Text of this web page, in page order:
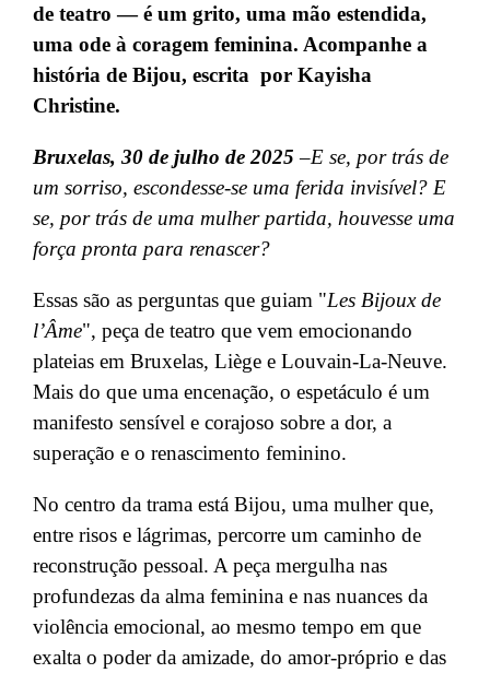
de teatro — é um grito, uma mão estendida,
uma ode à coragem feminina. Acompanhe a
história de Bijou, escrita por Kayisha
Christine.
Bruxelas, 30 de julho de 2025 –E se, por trás de
um sorriso, escondesse-se uma ferida invisível? E
se, por trás de uma mulher partida, houvesse uma
força pronta para renascer?
Essas são as perguntas que guiam "Les Bijoux de
l’Âme", peça de teatro que vem emocionando
plateias em Bruxelas, Liège e Louvain-La-Neuve.
Mais do que uma encenação, o espetáculo é um
manifesto sensível e corajoso sobre a dor, a
superação e o renascimento feminino.
No centro da trama está Bijou, uma mulher que,
entre risos e lágrimas, percorre um caminho de
reconstrução pessoal. A peça mergulha nas
profundezas da alma feminina e nas nuances da
violência emocional, ao mesmo tempo em que
exalta o poder da amizade, do amor-próprio e das